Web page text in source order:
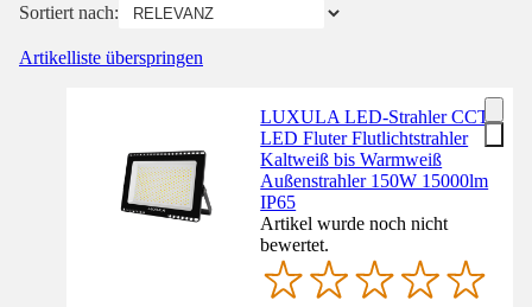
Sortiert nach:
Artikelliste überspringen
LUXULA LED-Strahler CCT
LED Fluter Flutlichtstrahler
Kaltweiß bis Warmweiß
Außenstrahler 150W 15000lm
IP65
Artikel wurde noch nicht
bewertet.